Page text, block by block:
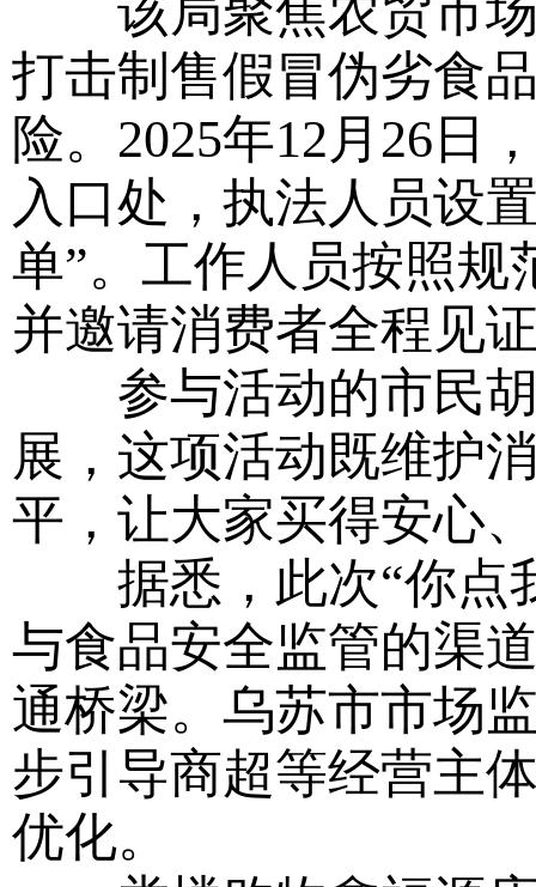
该局聚焦农贸市场
打击制售假冒伪劣食
险。2025年12月26日
入口处，执法人员设
单”。工作人员按照规
并邀请消费者全程见
参与活动的市民胡
展，这项活动既维护
平，让大家买得安心
据悉，此次“你点
与食品安全监管的渠
通桥梁。乌苏市市场
步引导商超等经营主
优化。